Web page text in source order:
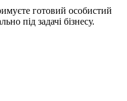
готовий особистий
під задачі бізнесу.